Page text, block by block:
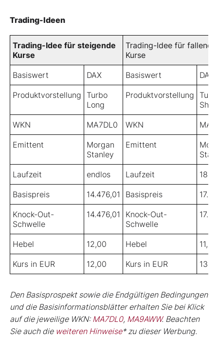
Trading-Ideen
Trading-Idee für steigende
Kurse
Trading-Idee für fallende
Kurse
Basiswert DAX Basiswert DAX
Produktvorstellung
Turbo
Long
Produktvorstellung
WKN MA7DL0 WKN
Emittent
Morgan
Stanley
Emittent
Laufzeit endlos Laufzeit
Basispreis 14.476,01 Basispreis
Knock-Out-
Schwelle
14.476,01
Knock-Out-
Schwelle
Hebel 12,00 Hebel 11,00
Kurs in EUR 12,00 Kurs in EUR
Den Basisprospekt sowie die Endgültigen Bedingungen
und die Basisinformationsblätter erhalten Sie bei Klick
auf die jeweilige WKN: MA7DL0, MA9AWW. Beachten
Sie auch die weiteren Hinweise* zu dieser Werbung.